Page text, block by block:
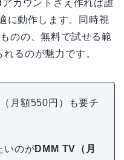
カウントさえ作れば誰
に動作します。同時視
のの、無料で試せる範
るのが魅力です。
月額550円）も要チ
いのがDMM TV（月